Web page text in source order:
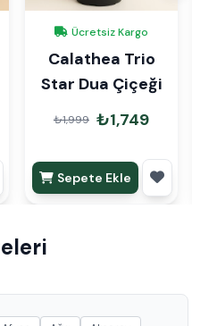
Ücretsiz Kargo
Calathea Trio
Star Dua Çiçeği
₺1,999 ₺1,749
Sepete Ekle